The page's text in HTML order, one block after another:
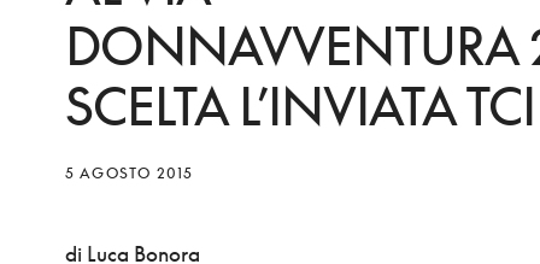
DONNAVVENTURA
SCELTA L’INVIATA TCI
5 AGOSTO 2015
di Luca Bonora